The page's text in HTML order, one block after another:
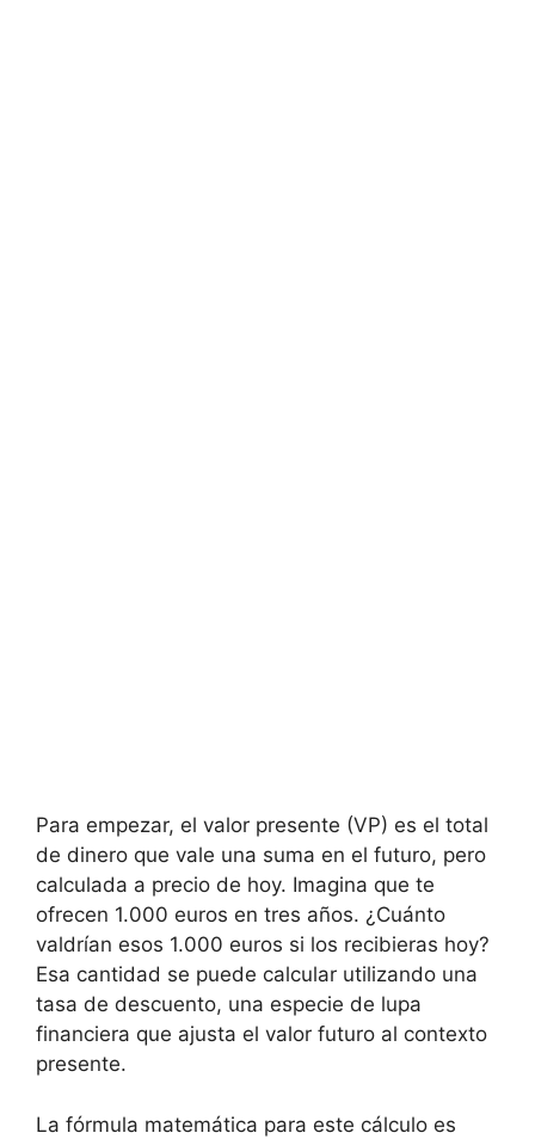
Para empezar, ⁤el valor⁣ presente ⁤(VP) es el total
de dinero que‍ vale‍ una⁤ suma​ en el‌ futuro, pero
calculada a precio⁣ de hoy. Imagina que ‍te
‍ofrecen 1.000‌ euros en tres⁤ años.‌ ¿Cuánto
valdrían esos 1.000 euros si los recibieras hoy?
Esa cantidad se ​puede calcular utilizando una
tasa de descuento, una⁢ especie de lupa‌
financiera que ajusta el ​valor futuro ⁢al⁢ contexto
presente.
La fórmula⁢ matemática para ​este‍ cálculo ‌es